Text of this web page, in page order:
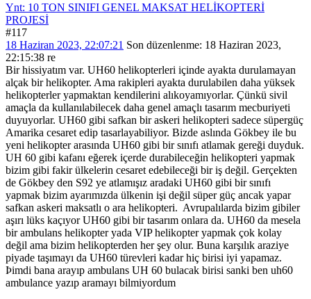
Ynt: 10 TON SINIFI GENEL MAKSAT HELİKOPTERİ
PROJESİ
#117
18 Haziran 2023, 22:07:21 Son düzenlenme: 18 Haziran 2023,
22:15:38 re
Bir hissiyatım var. UH60 helikopterleri içinde ayakta durulamayan
alçak bir helikopter. Ama rakipleri ayakta durulabilen daha yüksek
helikopterler yapmaktan kendilerini alıkoyamıyorlar. Çünkü sivil
amaçla da kullanılabilecek daha genel amaçlı tasarım mecburiyeti
duyuyorlar. UH60 gibi safkan bir askeri helikopteri sadece süpergüç
Amarika cesaret edip tasarlayabiliyor. Bizde aslında Gökbey ile bu
yeni helikopter arasında UH60 gibi bir sınıfı atlamak gereği duyduk.
UH 60 gibi kafanı eğerek içerde durabileceğin helikopteri yapmak
bizim gibi fakir ülkelerin cesaret edebileceği bir iş değil. Gerçekten
de Gökbey den S92 ye atlamışız aradaki UH60 gibi bir sınıfı
yapmak bizim ayarımızda ülkenin işi değil süper güç ancak yapar
safkan askeri maksatlı o ara helikopteri. Avrupalılarda bizim gibiler
aşırı lüks kaçıyor UH60 gibi bir tasarım onlara da. UH60 da mesela
bir ambulans helikopter yada VIP helikopter yapmak çok kolay
değil ama bizim helikopterden her şey olur. Buna karşılık araziye
piyade taşımayı da UH60 türevleri kadar hiç birisi iyi yapamaz.
Þimdi bana arayıp ambulans UH 60 bulacak birisi sanki ben uh60
ambulance yazıp aramayı bilmiyordum